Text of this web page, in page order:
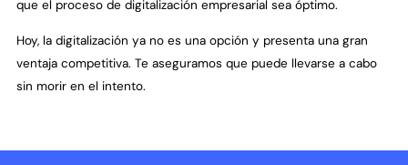
que el proceso de digitalización empresarial sea óptimo.
Hoy, la digitalización ya no es una opción y presenta una gran
ventaja competitiva. Te aseguramos que puede llevarse a cabo
sin morir en el intento.